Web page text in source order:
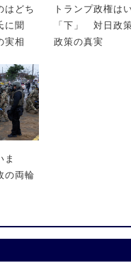
はどち
に聞
実相
トランプ政権は
「下」 対日政
政策の真実
ま
の両輪